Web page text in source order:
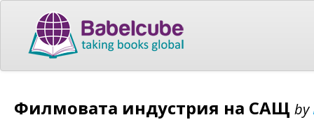
Филмовата индустрия на САЩ by